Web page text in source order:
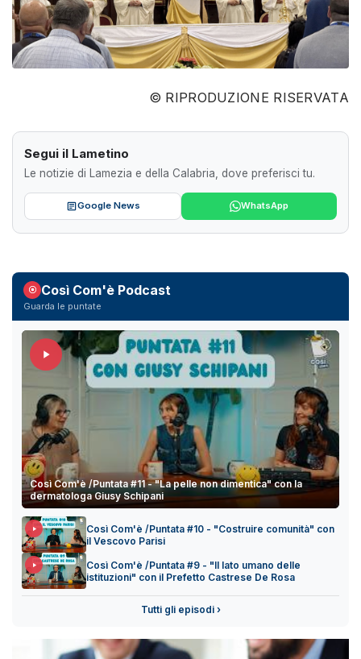
© RIPRODUZIONE RISERVATA
Segui il Lametino
Le notizie di Lamezia e della Calabria, dove preferisci tu.
Google News WhatsApp
Così Com'è Podcast
Guarda le puntate
Così Com'è /Puntata #11 - "La pelle non dimentica" con la
dermatologa Giusy Schipani
Così Com'è /Puntata #10 - "Costruire comunità" con
il Vescovo Parisi
Così Com'è /Puntata #9 - "Il lato umano delle
istituzioni" con il Prefetto Castrese De Rosa
Tutti gli episodi ›